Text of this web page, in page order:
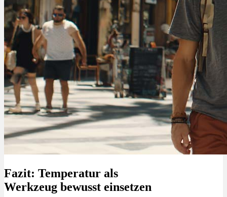
Fazit: Temperatur als
Werkzeug bewusst einsetzen